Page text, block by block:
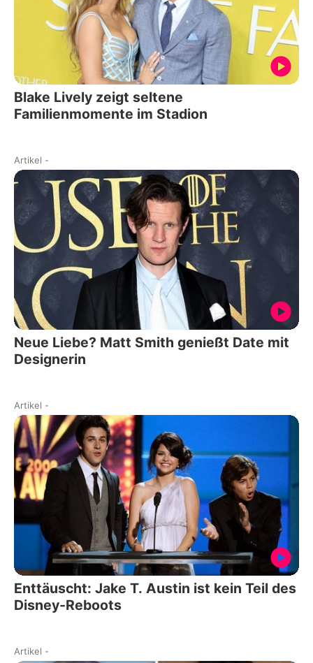
Blake Lively zeigt seltene
Familienmomente im Stadion
Artikel -
Neue Liebe? Matt Smith genießt Date mit
Designerin
Artikel -
Enttäuscht: Jake T. Austin ist kein Teil des
Disney-Reboots
Artikel -